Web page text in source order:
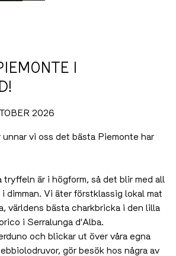
I
2026
vi oss det bästa Piemonte har
tryffeln är i högform, så det blir med
i dimman. Vi äter förstklassig lokal
världens bästa charkbricka i
Storico i Serralunga d'Alba.